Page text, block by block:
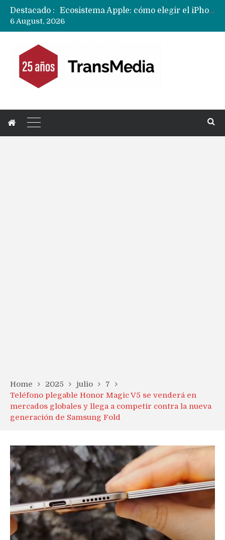
Destacado :
Nuevas filtraciones del Mate 90 Pro Max apuntan a potenciar las cámaras y pantalla OLED doble capa
6 August, 2026
Home 2025 julio
7
Teléfono plegable Honor Magic V5 se venderá en
mercados globales y llega a competir contra la nueva
generación de Samsung Fold